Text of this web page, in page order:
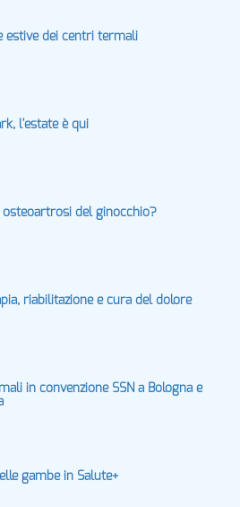
estive dei centri termali
l'estate è qui
del ginocchio?
riabilitazione e cura del dolore
in convenzione SSN a Bologna e
gambe in Salute+